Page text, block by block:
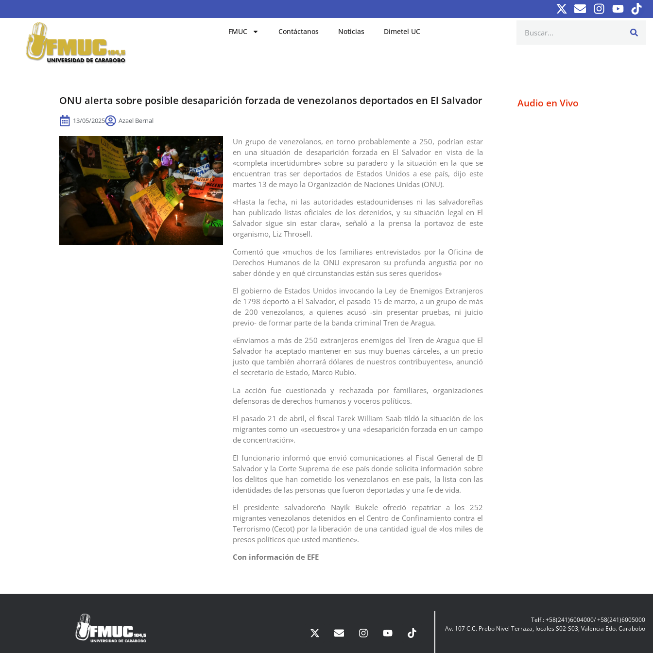
FMUC Contáctanos Noticias Dimetel UC
ONU alerta sobre posible desaparición forzada de venezolanos deportados en El Salvador
13/05/2025 Azael Bernal
Un grupo de venezolanos, en torno probablemente a 250, podrían estar
en una situación de desaparición forzada en El Salvador en vista de la
«completa incertidumbre» sobre su paradero y la situación en la que se
encuentran tras ser deportados de Estados Unidos a ese país, dijo este
martes 13 de mayo la Organización de Naciones Unidas (ONU).
«Hasta la fecha, ni las autoridades estadounidenses ni las salvadoreñas
han publicado listas oficiales de los detenidos, y su situación legal en El
Salvador sigue sin estar clara», señaló a la prensa la portavoz de este
organismo, Liz Throsell.
Comentó que «muchos de los familiares entrevistados por la Oficina de
Derechos Humanos de la ONU expresaron su profunda angustia por no
saber dónde y en qué circunstancias están sus seres queridos»
El gobierno de Estados Unidos invocando la Ley de Enemigos Extranjeros
de 1798 deportó a El Salvador, el pasado 15 de marzo, a un grupo de más
de 200 venezolanos, a quienes acusó -sin presentar pruebas, ni juicio
previo- de formar parte de la banda criminal Tren de Aragua.
«Enviamos a más de 250 extranjeros enemigos del Tren de Aragua que El
Salvador ha aceptado mantener en sus muy buenas cárceles, a un precio
justo que también ahorrará dólares de nuestros contribuyentes», anunció
el secretario de Estado, Marco Rubio.
La acción fue cuestionada y rechazada por familiares, organizaciones
defensoras de derechos humanos y voceros políticos.
El pasado 21 de abril, el fiscal Tarek William Saab tildó la situación de los
migrantes como un «secuestro» y una «desaparición forzada en un campo
de concentración».
El funcionario informó que envió comunicaciones al Fiscal General de El
Salvador y la Corte Suprema de ese país donde solicita información sobre
los delitos que han cometido los venezolanos en ese país, la lista con las
identidades de las personas que fueron deportadas y una fe de vida.
El presidente salvadoreño Nayik Bukele ofreció repatriar a los 252
migrantes venezolanos detenidos en el Centro de Confinamiento contra el
Terrorismo (Cecot) por la liberación de una cantidad igual de «los miles de
presos políticos que usted mantiene».
Con información de EFE
Audio en Vivo
Telf.: +58(241)6004000/ +58(241)6005000
Av. 107 C.C. Prebo Nivel Terraza, locales S02-S03, Valencia Edo. Carabobo